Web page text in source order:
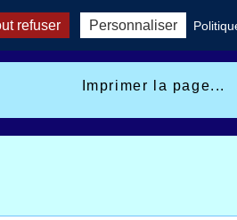
Imprimer la page...
refuser Personnaliser